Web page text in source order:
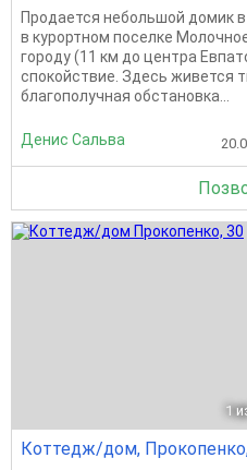
Продается небольшой домик
в курортном поселке
городу (11 км до центра
спокойствие. Здесь живется
благополучная обстановка...
Денис Сальва
1
Коттедж/дом,